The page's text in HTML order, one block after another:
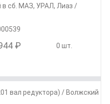
сб. МАЗ, УРАЛ, Лиаз /
₽ 0 шт.
вал редуктора) / Волжский